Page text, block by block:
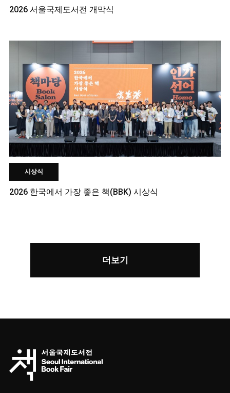
2026 서울국제도서전 개막식
시상식
2026 한국에서 가장 좋은 책(BBK) 시상식
더보기